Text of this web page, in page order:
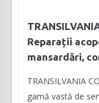
Reparații
mansardări,
TRANSILVANIA
gamă vastă de